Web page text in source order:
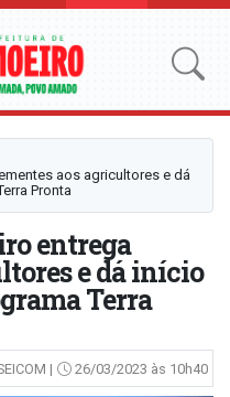
aos agricultores e dá
Pronta
entrega
e dá início
Terra
| 26/03/2023 às 10h40